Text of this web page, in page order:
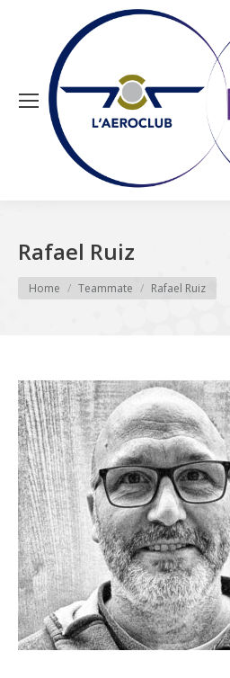
Rafael Ruiz
You are here:
Home Teammate Rafael Ruiz